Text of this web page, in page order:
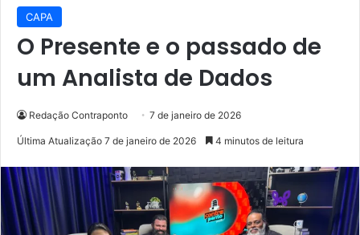
CAPA
O Presente e o passado de
um Analista de Dados
Redação Contraponto 7 de janeiro de 2026
Última Atualização 7 de janeiro de 2026 4 minutos de leitura